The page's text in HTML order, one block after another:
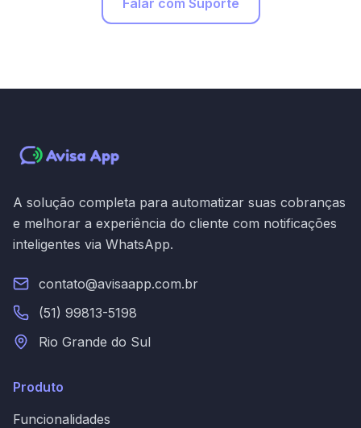
Falar com Suporte
A solução completa para automatizar suas cobranças
e melhorar a experiência do cliente com notificações
inteligentes via WhatsApp.
contato@avisaapp.com.br
(51) 99813-5198
Rio Grande do Sul
Produto
Funcionalidades